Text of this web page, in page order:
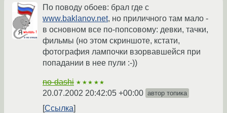
По поводу обоев: брал где с
www.baklanov.net, но приличного там мало -
в основном все по-попсовому: девки, тачки,
фильмы (но этом скриншоте, кстати,
фотография лампочки взорвавшейся при
попадании в нее пули :-))
no-dashi ★★★★★
20.07.2002 20:42:05 +00:00 автор топика
Ссылка